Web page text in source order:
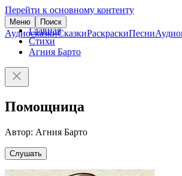
Перейти к основному контенту
Меню Поиск
АудиосказкиСказкиРаскраскиПесни
Главная
Стихи
Агния Барто
Помощница
Автор: Агния Барто
Слушать